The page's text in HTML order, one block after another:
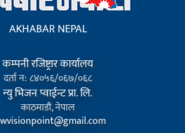
AKHABAR NEPAL
कम्पनी रजिष्ट्रार कार्यालय
दर्ता न: ८४०५६/०६७/०६८
न्यु भिजन प्वाईन्ट प्रा. लि.
काठमाडौं, नेपाल